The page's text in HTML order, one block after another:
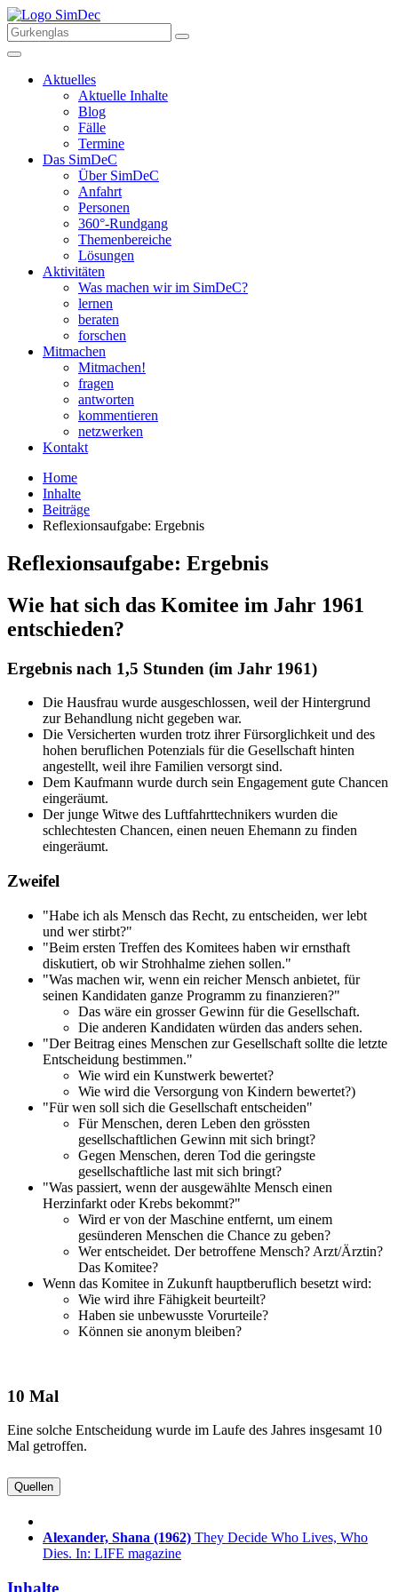
Aktuelles
Aktuelle Inhalte
Blog
Fälle
Termine
Das SimDeC
Über SimDeC
Anfahrt
Personen
360°-Rundgang
Themenbereiche
Lösungen
Aktivitäten
Was machen wir im SimDeC?
lernen
beraten
forschen
Mitmachen
Mitmachen!
fragen
antworten
kommentieren
netzwerken
Kontakt
Home
Inhalte
Beiträge
Reflexionsaufgabe: Ergebnis
Reflexionsaufgabe: Ergebnis
Wie hat sich das Komitee im Jahr 1961
entschieden?
Ergebnis nach 1,5 Stunden (im Jahr 1961)
Die Hausfrau wurde ausgeschlossen, weil der Hintergrund
zur Behandlung nicht gegeben war.
Die Versicherten wurden trotz ihrer Fürsorglichkeit und des
hohen beruflichen Potenzials für die Gesellschaft hinten
angestellt, weil ihre Familien versorgt sind.
Dem Kaufmann wurde durch sein Engagement gute Chancen
eingeräumt.
Der junge Witwe des Luftfahrttechnikers wurden die
schlechtesten Chancen, einen neuen Ehemann zu finden
eingeräumt.
Zweifel
"Habe ich als Mensch das Recht, zu entscheiden, wer lebt
und wer stirbt?"
"Beim ersten Treffen des Komitees haben wir ernsthaft
diskutiert, ob wir Strohhalme ziehen sollen."
"Was machen wir, wenn ein reicher Mensch anbietet, für
seinen Kandidaten ganze Programm zu finanzieren?"
Das wäre ein grosser Gewinn für die Gesellschaft.
Die anderen Kandidaten würden das anders sehen.
"Der Beitrag eines Menschen zur Gesellschaft sollte die letzte
Entscheidung bestimmen."
Wie wird ein Kunstwerk bewertet?
Wie wird die Versorgung von Kindern bewertet?)
"Für wen soll sich die Gesellschaft entscheiden"
Für Menschen, deren Leben den grössten
gesellschaftlichen Gewinn mit sich bringt?
Gegen Menschen, deren Tod die geringste
gesellschaftliche last mit sich bringt?
"Was passiert, wenn der ausgewählte Mensch einen
Herzinfarkt oder Krebs bekommt?"
Wird er von der Maschine entfernt, um einem
gesünderen Menschen die Chance zu geben?
Wer entscheidet. Der betroffene Mensch? Arzt/Ärztin?
Das Komitee?
Wenn das Komitee in Zukunft hauptberuflich besetzt wird:
Wie wird ihre Fähigkeit beurteilt?
Haben sie unbewusste Vorurteile?
Können sie anonym bleiben?
10 Mal
Eine solche Entscheidung wurde im Laufe des Jahres insgesamt 10
Mal getroffen.
Quellen
Alexander, Shana (1962) They Decide Who Lives, Who
Dies. In: LIFE magazine
Inhalte